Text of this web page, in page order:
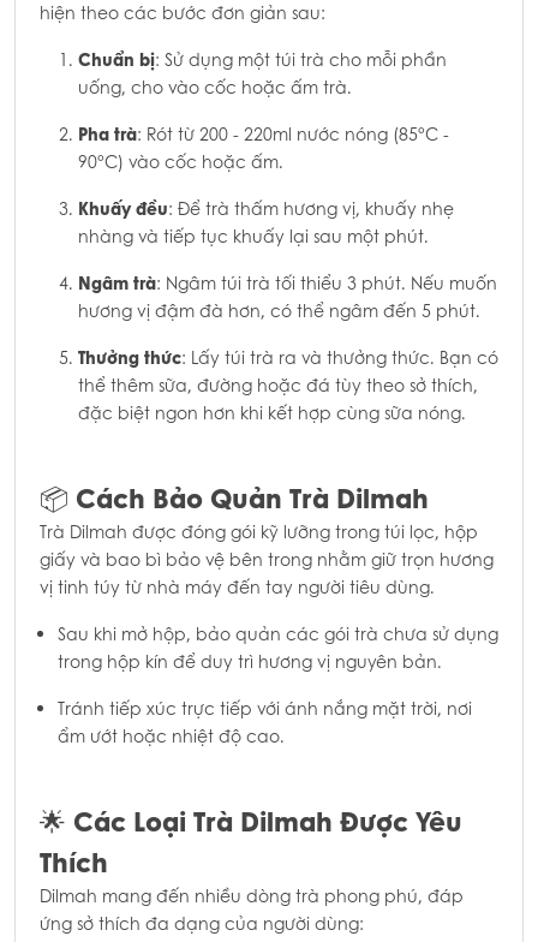
hiện theo các bước đơn giản sau:
Chuẩn bị: Sử dụng một túi trà cho mỗi phần
uống, cho vào cốc hoặc ấm trà.
Pha trà: Rót từ 200 - 220ml nước nóng (85°C -
90°C) vào cốc hoặc ấm.
Khuấy đều: Để trà thấm hương vị, khuấy nhẹ
nhàng và tiếp tục khuấy lại sau một phút.
Ngâm trà: Ngâm túi trà tối thiểu 3 phút. Nếu muốn
hương vị đậm đà hơn, có thể ngâm đến 5 phút.
Thưởng thức: Lấy túi trà ra và thưởng thức. Bạn có
thể thêm sữa, đường hoặc đá tùy theo sở thích,
đặc biệt ngon hơn khi kết hợp cùng sữa nóng.
📦 Cách Bảo Quản Trà Dilmah
Trà Dilmah được đóng gói kỹ lưỡng trong túi lọc, hộp
giấy và bao bì bảo vệ bên trong nhằm giữ trọn hương
vị tinh túy từ nhà máy đến tay người tiêu dùng.
Sau khi mở hộp, bảo quản các gói trà chưa sử dụng
trong hộp kín để duy trì hương vị nguyên bản.
Tránh tiếp xúc trực tiếp với ánh nắng mặt trời, nơi
ẩm ướt hoặc nhiệt độ cao.
🌟 Các Loại Trà Dilmah Được Yêu
Thích
Dilmah mang đến nhiều dòng trà phong phú, đáp
ứng sở thích đa dạng của người dùng: